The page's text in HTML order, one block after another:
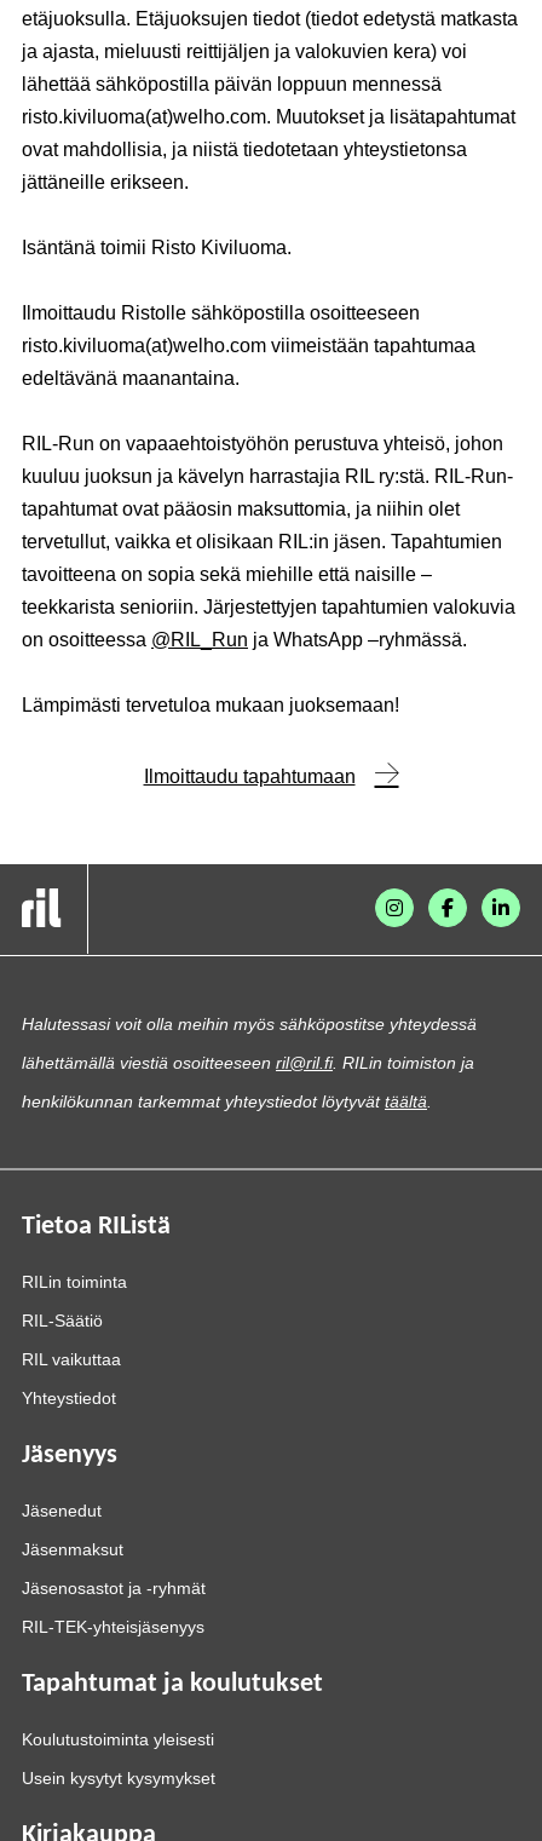
etäjuoksulla. Etäjuoksujen tiedot (tiedot edetystä matkasta
ja ajasta, mieluusti reittijäljen ja valokuvien kera) voi
lähettää sähköpostilla päivän loppuun mennessä
risto.kiviluoma(at)welho.com. Muutokset ja lisätapahtumat
ovat mahdollisia, ja niistä tiedotetaan yhteystietonsa
jättäneille erikseen.
Isäntänä toimii Risto Kiviluoma.
Ilmoittaudu Ristolle sähköpostilla osoitteeseen
risto.kiviluoma(at)welho.com viimeistään tapahtumaa
edeltävänä maanantaina.
RIL-Run on vapaaehtoistyöhön perustuva yhteisö, johon
kuuluu juoksun ja kävelyn harrastajia RIL ry:stä. RIL-Run-
tapahtumat ovat pääosin maksuttomia, ja niihin olet
tervetullut, vaikka et olisikaan RIL:in jäsen. Tapahtumien
tavoitteena on sopia sekä miehille että naisille –
teekkarista senioriin. Järjestettyjen tapahtumien valokuvia
on osoitteessa @RIL_Run ja WhatsApp –ryhmässä.
Lämpimästi tervetuloa mukaan juoksemaan!
Ilmoittaudu tapahtumaan
Halutessasi voit olla meihin myös sähköpostitse yhteydessä
lähettämällä viestiä osoitteeseen ril@ril.fi. RILin toimiston ja
henkilökunnan tarkemmat yhteystiedot löytyvättäältä
Tietoa RIListä
RILin toiminta
RIL-Säätiö
RIL vaikuttaa
Yhteystiedot
Jäsenyys
Jäsenedut
Jäsenmaksut
Jäsenosastot ja -ryhmät
RIL-TEK-yhteisjäsenyys
Tapahtumat ja koulutukset
Koulutustoiminta yleisesti
Usein kysytyt kysymykset